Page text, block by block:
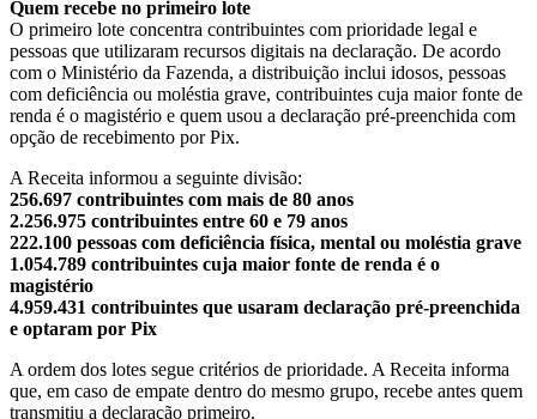
Quem recebe no primeiro lote
O primeiro lote concentra contribuintes com prioridade legal e
pessoas que utilizaram recursos digitais na declaração. De acordo
com o Ministério da Fazenda, a distribuição inclui idosos, pessoas
com deficiência ou moléstia grave, contribuintes cuja maior fonte de
renda é o magistério e quem usou a declaração pré-preenchida com
opção de recebimento por Pix.
A Receita informou a seguinte divisão:
256.697 contribuintes com mais de 80 anos
2.256.975 contribuintes entre 60 e 79 anos
222.100 pessoas com deficiência física, mental ou moléstia grave
1.054.789 contribuintes cuja maior fonte de renda é o
magistério
4.959.431 contribuintes que usaram declaração pré-preenchida
e optaram por Pix
A ordem dos lotes segue critérios de prioridade. A Receita informa
que, em caso de empate dentro do mesmo grupo, recebe antes quem
transmitiu a declaração primeiro.